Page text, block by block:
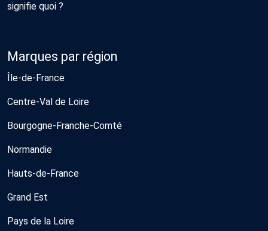
signifie quoi ?
Marques par région
Île-de-France
Centre-Val de Loire
Bourgogne-Franche-Comté
Normandie
Hauts-de-France
Grand Est
Pays de la Loire